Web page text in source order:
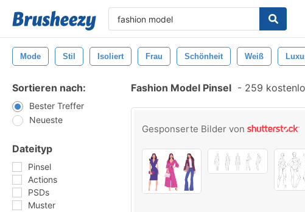
Mode Stil Isoliert Frau Schönheit Weiß
Sortieren nach:
Bester Treffer
Neueste
Dateityp
Pinsel
Actions
PSDs
Muster
Fashion Model Pinsel - 259
Gesponserte Bilder von